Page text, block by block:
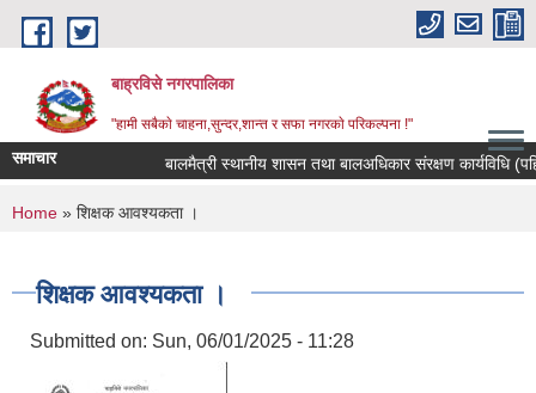
Skip to main content
बाह्रविसे नगरपालिका
"हामी सबैकाे चाहना,सुन्दर,शान्त र सफा नगरकाे परिकल्पना !"
समाचार बालमैत्री स्थानीय शासन तथा बालअधिकार संरक्षण कार्यविधि
You are here
Home » शिक्षक आवश्यकता ।
शिक्षक आवश्यकता ।
Submitted on: Sun, 06/01/2025 - 11:28